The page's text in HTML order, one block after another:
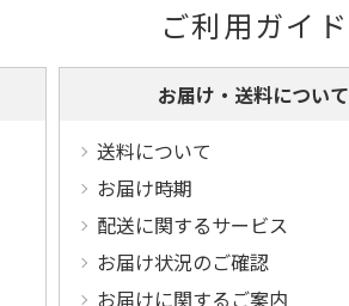
ご利用ガイド
お届け・送料について
送料について
お届け時期
配送に関するサービス
お届け状況のご確認
お届けに関するご案内